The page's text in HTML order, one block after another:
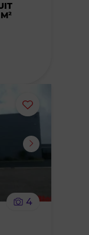
Ajouter
ou
4